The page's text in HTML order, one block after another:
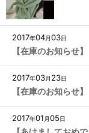
2017年04月03日
【在庫のお知らせ】
2017年03月 23日
【在庫のお知らせ】
2017年01 月05日